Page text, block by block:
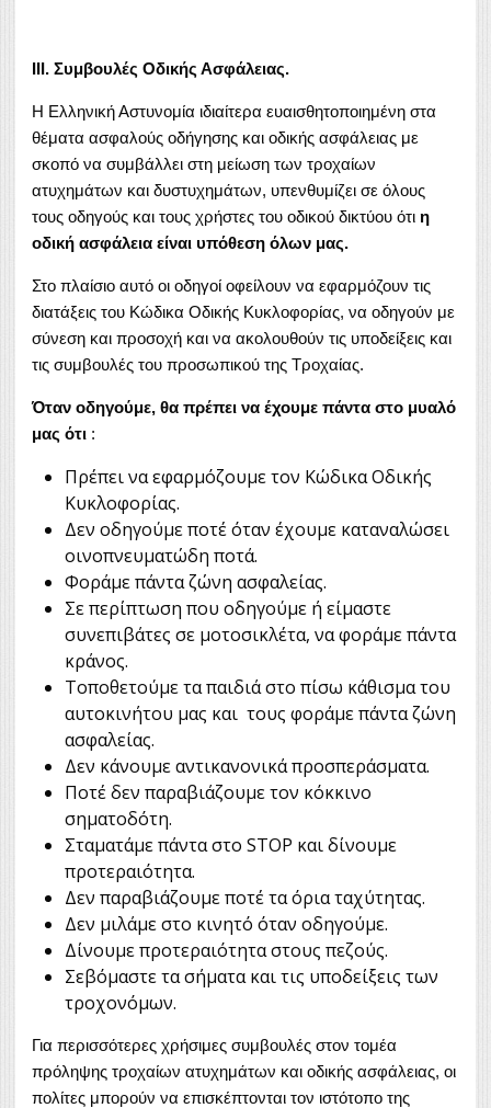
ΙΙΙ. Συμβουλές Οδικής Ασφάλειας.
Η Ελληνική Αστυνομία ιδιαίτερα ευαισθητοποιημένη στα
θέματα ασφαλούς οδήγησης και οδικής ασφάλειας με
σκοπό να συμβάλλει στη μείωση των τροχαίων
ατυχημάτων και δυστυχημάτων, υπενθυμίζει σε όλους
τους οδηγούς και τους χρήστες του οδικού δικτύου ότι η
οδική ασφάλεια είναι υπόθεση όλων μας.
Στο πλαίσιο αυτό οι οδηγοί οφείλουν να εφαρμόζουν τις
διατάξεις του Κώδικα Οδικής Κυκλοφορίας, να οδηγούν με
σύνεση και προσοχή και να ακολουθούν τις υποδείξεις και
τις συμβουλές του προσωπικού της Τροχαίας.
Όταν οδηγούμε, θα πρέπει να έχουμε πάντα στο μυαλό
μας ότι :
Πρέπει να εφαρμόζουμε τον Κώδικα Οδικής
Κυκλοφορίας.
Δεν οδηγούμε ποτέ όταν έχουμε καταναλώσει
οινοπνευματώδη ποτά.
Φοράμε πάντα ζώνη ασφαλείας.
Σε περίπτωση που οδηγούμε ή είμαστε
συνεπιβάτες σε μοτοσικλέτα, να φοράμε πάντα
κράνος.
Τοποθετούμε τα παιδιά στο πίσω κάθισμα του
αυτοκινήτου μας και τους φοράμε πάντα ζώνη
ασφαλείας.
Δεν κάνουμε αντικανονικά προσπεράσματα.
Ποτέ δεν παραβιάζουμε τον κόκκινο
σηματοδότη.
Σταματάμε πάντα στο STOP και δίνουμε
προτεραιότητα.
Δεν παραβιάζουμε ποτέ τα όρια ταχύτητας.
Δεν μιλάμε στο κινητό όταν οδηγούμε.
Δίνουμε προτεραιότητα στους πεζούς.
Σεβόμαστε τα σήματα και τις υποδείξεις των
τροχονόμων.
Για περισσότερες χρήσιμες συμβουλές στον τομέα
πρόληψης τροχαίων ατυχημάτων και οδικής ασφάλειας, οι
πολίτες μπορούν να επισκέπτονται τον ιστότοπο της